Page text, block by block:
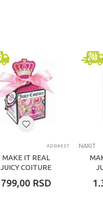
ADR4437
MAKE IT REAL
JUICY COITURE
IZNENADJENJA
799,00 RSD
NAKIT